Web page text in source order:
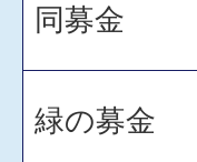
同募金
緑の募金